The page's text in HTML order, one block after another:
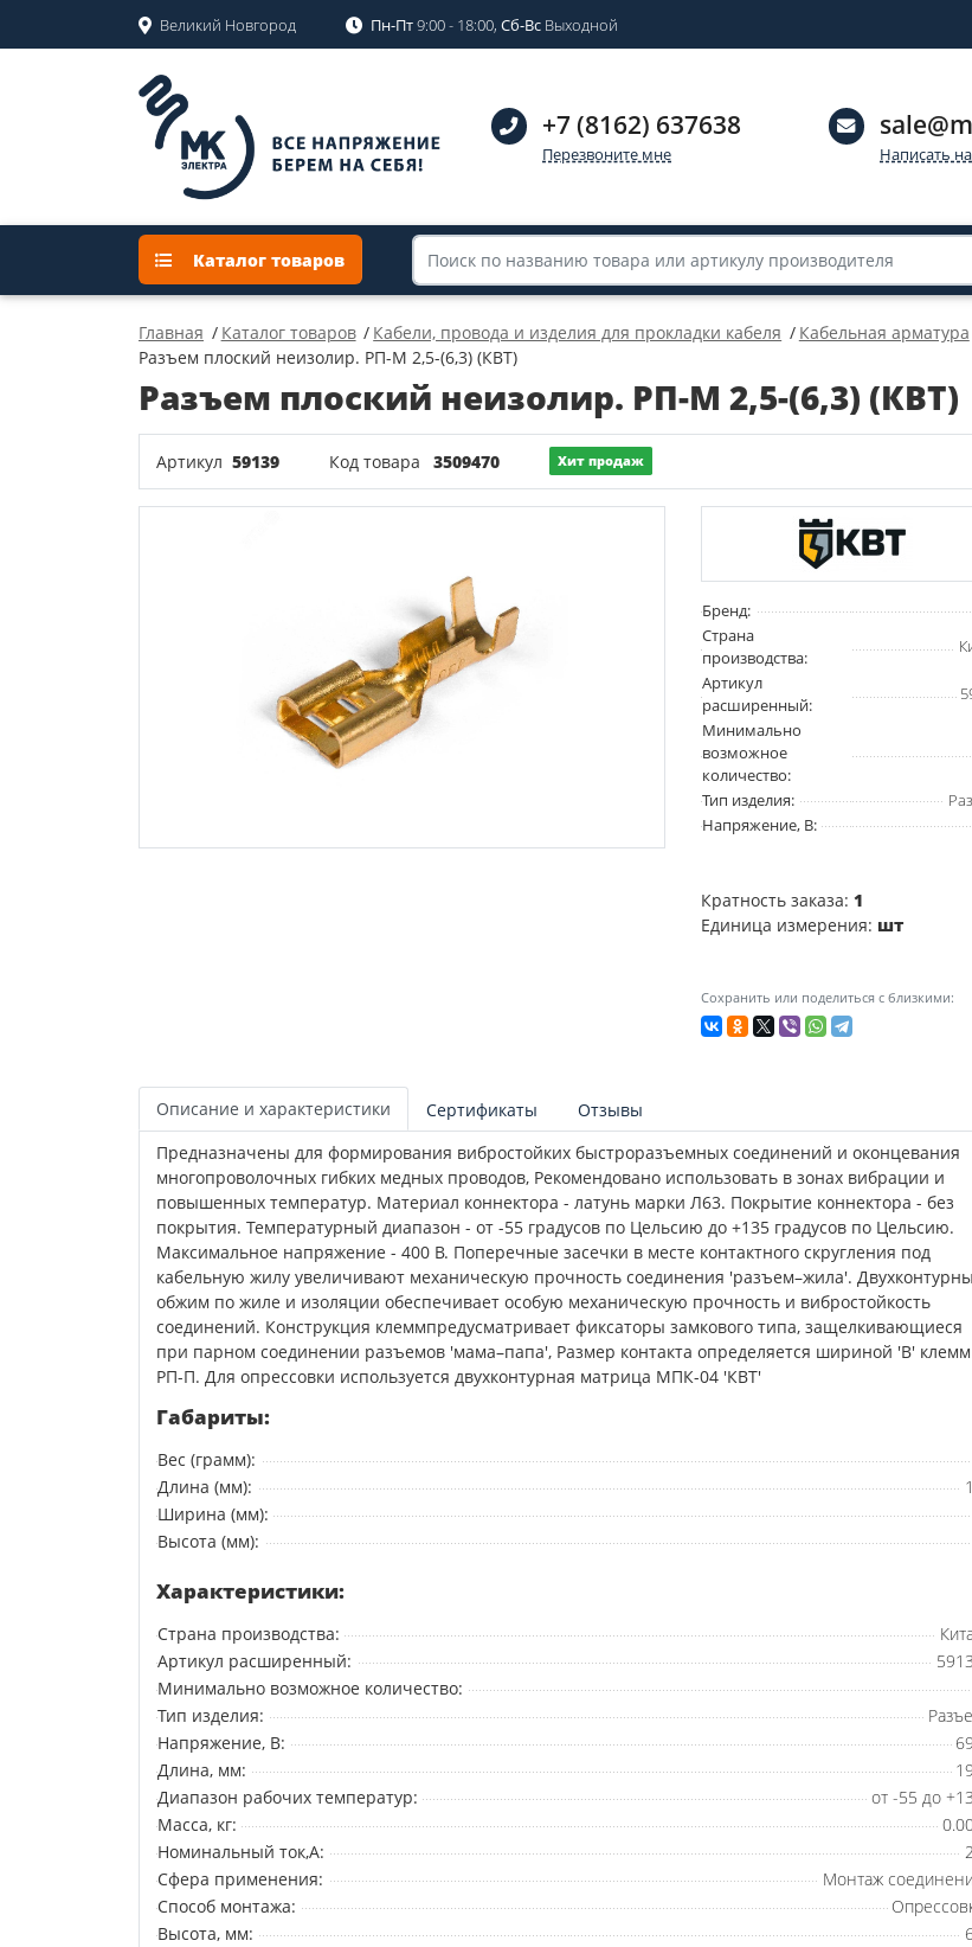
Великий Новгород Пн-Пт9:00 - 18:00, Сб-Вс Выходной
+7 (8162) 637638
Перезвоните мне Написать
Каталог товаров
Главная Каталог товаров Кабели, провода и изделия для прокладки кабеля Кабельная арматура
Разъем плоский неизолир. РП-М 2,5-(6,3) (КВТ)
Разъем плоский неизолир. РП-М 2,5-(6,3) (КВТ)
Артикул 59139 Код товара 3509470 Хит продаж
Бренд:
Страна
производства:
Артикул
расширенный:
Минимально
возможное
количество:
Тип изделия:
Напряжение, В:
Кратность заказа: 1
Единица измерения: шт
Сохранить или поделиться с близкими:
Описание и характеристики Сертификаты
Отзывы
Предназначены для формирования вибростойких быстроразъемных соединений и оконцевания
многопроволочных гибких медных проводов, Рекомендовано использовать в зонах вибрации и
повышенных температур. Материал коннектора - латунь марки Л63. Покрытие коннектора - без
покрытия. Температурный диапазон - от -55 градусов по Цельсию до +135 градусов по Цельсию.
Максимальное напряжение - 400 В. Поперечные засечки в месте контактного скругления под
кабельную жилу увеличивают механическую прочность соединения 'разъем–жила'.
обжим по жиле и изоляции обеспечивает особую механическую прочность и вибростойкость
соединений. Конструкция клеммпредусматривает фиксаторы замкового типа, защелкивающиеся
при парном соединении разъемов 'мама–папа', Размер контакта определяется шириной 'В' клемм
РП-П. Для опрессовки используется двухконтурная матрица МПК-04 'КВТ'
Габариты:
Вес (грамм):
Длина (мм):
Ширина (мм):
Высота (мм):
Характеристики:
Страна производства:
Артикул расширенный:
Минимально возможное количество:
Тип изделия:
Напряжение, В:
Длина, мм:
Диапазон рабочих температур:
от -55 до
Масса, кг:
Номинальный ток,А:
Сфера применения:
Монтаж
Способ монтажа:
Высота, мм: